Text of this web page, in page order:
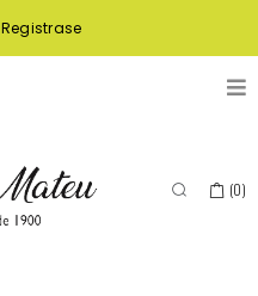
Registrase
(0)